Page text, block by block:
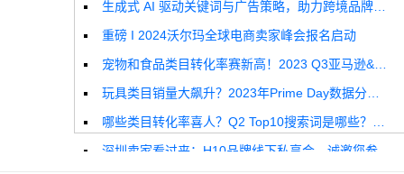
重磅 I 2024沃尔玛全球电商卖家峰会报名启动